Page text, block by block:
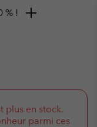
plus en stock.
parmi ces